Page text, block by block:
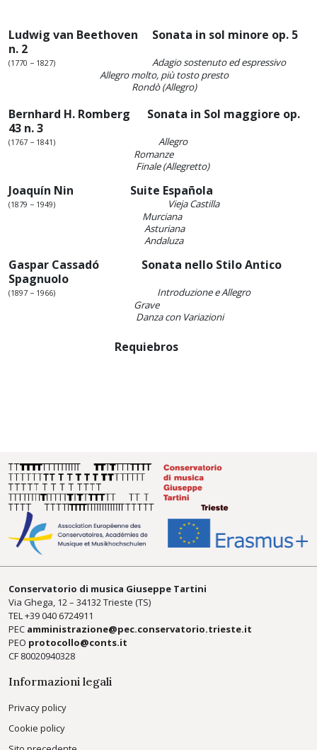
Ludwig van Beethoven Sonata in sol minore op. 5
n. 2
(1770 − 1827)
Adagio sostenuto ed espressivo
Allegro molto, più tosto presto
Rondò (Allegro)
Bernhard H. Romberg Sonata in Sol maggiore op.
43 n. 3
(1767 − 1841)
Allegro
Romanze
Finale (Allegretto)
Joaquín Nin Suite Española
(1879 − 1949)
Vieja Castilla
Murciana
Asturiana
Andaluza
Gaspar Cassadó Sonata nello Stilo Antico
Spagnuolo
(1897 − 1966)
Introduzione e Allegro
Grave
Danza con Variazioni
Requiebros
Conservatorio di musica Giuseppe Tartini
Via Ghega, 12 – 34132 Trieste (TS)
TEL +39040 6724911
PEC amministrazione@pec.conservatorio.trieste.it
PEO protocollo@conts.it
CF 80020940328
Informazioni legali
Privacy policy
Cookie policy